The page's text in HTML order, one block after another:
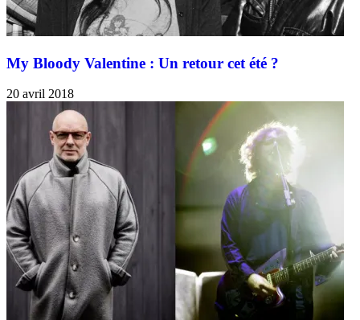
My Bloody Valentine : Un retour cet été ?
20 avril 2018